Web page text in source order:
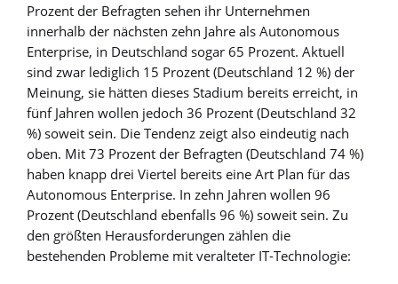
Prozent der Befragten sehen ihr Unternehmen
innerhalb der nächsten zehn Jahre als Autonomous
Enterprise, in Deutschland sogar 65 Prozent. Aktuell
sind zwar lediglich 15 Prozent (Deutschland 12 %) der
Meinung, sie hätten dieses Stadium bereits erreicht, in
fünf Jahren wollen jedoch 36 Prozent (Deutschland 32
%) soweit sein. Die Tendenz zeigt also eindeutig nach
oben. Mit 73 Prozent der Befragten (Deutschland 74 %)
haben knapp drei Viertel bereits eine Art Plan für das
Autonomous Enterprise. In zehn Jahren wollen 96
Prozent (Deutschland ebenfalls 96 %) soweit sein. Zu
den größten Herausforderungen zählen die
bestehenden Probleme mit veralteter IT-Technologie: